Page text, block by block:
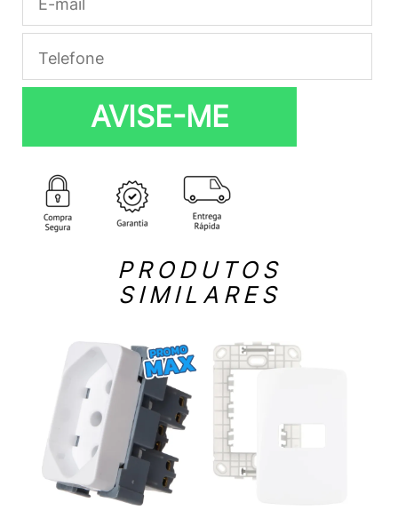
AVISE-ME
PRODUTOS
SIMILARES